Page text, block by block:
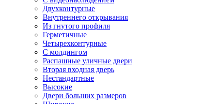
Двухконтурные
Внутреннего открывания
Из гнутого профиля
Герметичные
Четырехконтурные
С молдингом
Распашные уличные двери
Вторая входная дверь
Нестандартные
Высокие
Двери больших размеров